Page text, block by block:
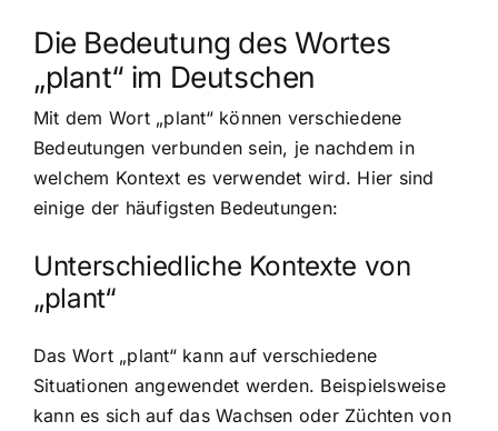
Die Bedeutung des Wortes
„plant“ im Deutschen
Mit dem Wort „plant“ können verschiedene
Bedeutungen verbunden sein, je nachdem in
welchem Kontext es verwendet wird. Hier sind
einige der häufigsten Bedeutungen:
Unterschiedliche Kontexte von
„plant“
Das Wort „plant“ kann auf verschiedene
Situationen angewendet werden. Beispielsweise
kann es sich auf das Wachsen oder Züchten von